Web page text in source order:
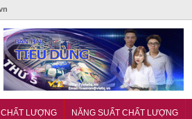
LƯỢNG NĂNG SUẤT CHẤT LƯỢNG